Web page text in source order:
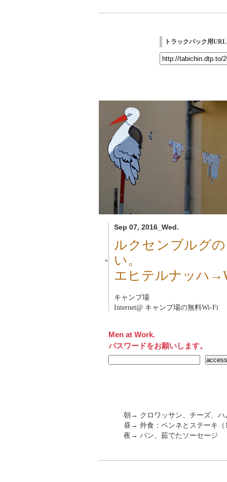
トラックバック用URL
Sep 07, 2016_Wed.
■
ルクセンブルグ
い。
エヒテルナッハ
キャンプ場
Internet@ キャンプ場の無料Wi-Fi
Men at Work.
パスワードをお願いします。
朝→ クロワッサン、チーズ、ハ
昼→ 外食：ペンネとステーキ（
夜→ パン、茹でたソーセージ